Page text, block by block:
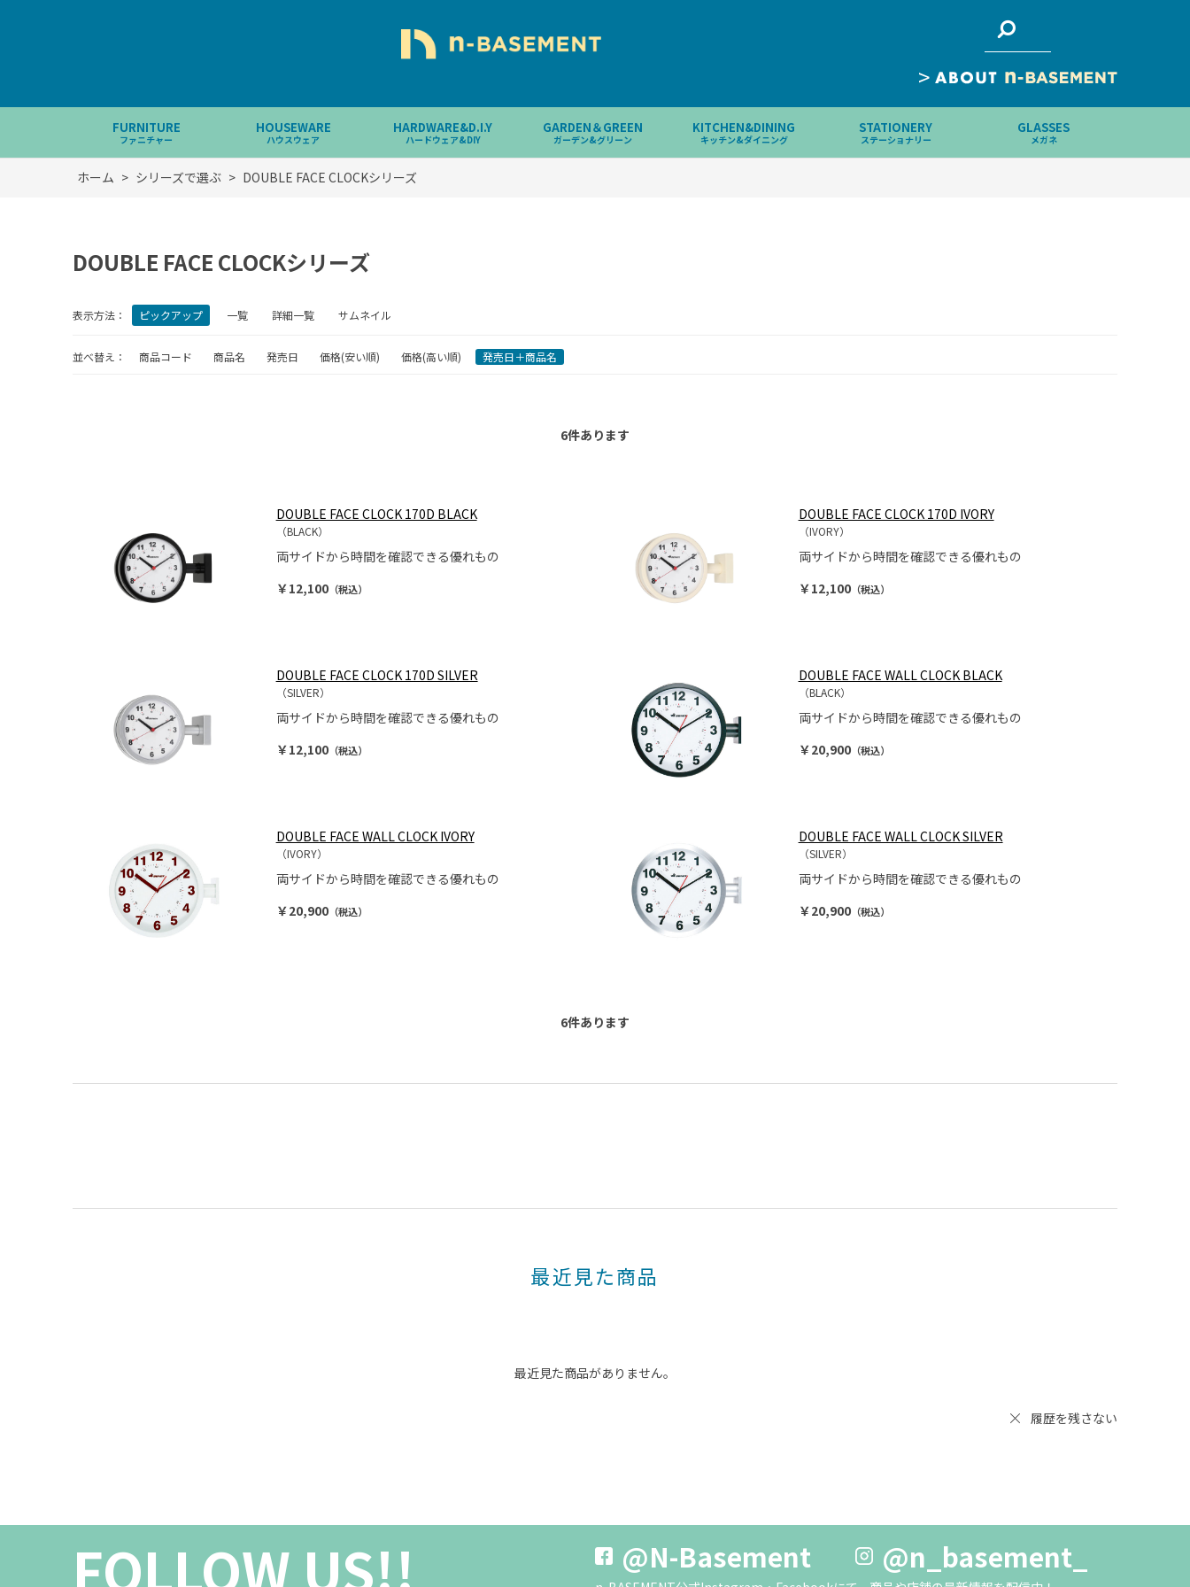
>
FURNITURE
ファニチャー
HOUSEWARE
ハウスウェア
HARDWARE&D.I.Y
ハードウェア&DIY
GARDEN＆GREEN
ガーデン&グリーン
KITCHEN&DINING
キッチン&ダイニング
STATIONERY
ステーショナリー
GLASSES
メガネ
ホーム > シリーズで選ぶ > DOUBLE FACE CLOCKシリーズ
DOUBLE FACE CLOCKシリーズ
表示方法： ピックアップ 一覧 詳細一覧 サムネイル
並べ替え： 商品コード 商品名 発売日 価格(安い順) 価格(高い順) 発売日＋商品名
6件あります
DOUBLE FACE CLOCK 170D BLACK
（BLACK）
両サイドから時間を確認できる優れもの
￥12,100（税込）
DOUBLE FACE CLOCK 170D IVORY
（IVORY）
両サイドから時間を確認できる優れもの
￥12,100（税込）
DOUBLE FACE CLOCK 170D SILVER
（SILVER）
両サイドから時間を確認できる優れもの
￥12,100（税込）
DOUBLE FACE WALL CLOCK BLACK
（BLACK）
両サイドから時間を確認できる優れもの
￥20,900（税込）
DOUBLE FACE WALL CLOCK IVORY
（IVORY）
両サイドから時間を確認できる優れもの
￥20,900（税込）
DOUBLE FACE WALL CLOCK SILVER
（SILVER）
両サイドから時間を確認できる優れもの
￥20,900（税込）
6件あります
最近見た商品
最近見た商品がありません。
履歴を残さない
FOLLOW US!! @N-Basement @n_basement_